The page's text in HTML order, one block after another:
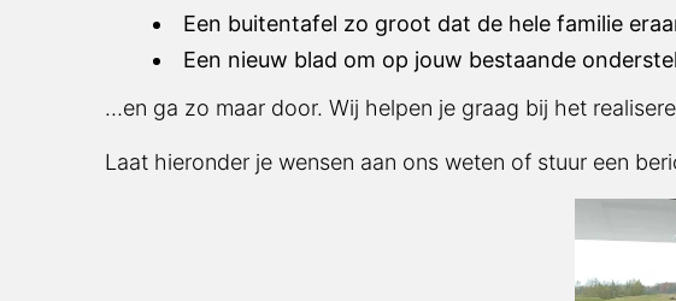
Een buitentafel zo groot dat de hele familie eraan
Een nieuw blad om op jouw bestaande onderstel
…en ga zo maar door. Wij helpen je graag bij het
Laat hieronder je wensen aan ons weten of stuur een